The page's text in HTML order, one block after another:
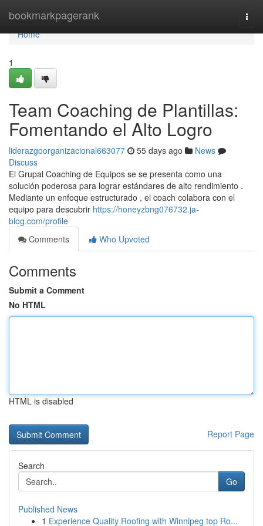
bookmarkpagerank
Home
Home
1
Team Coaching de Plantillas:
Fomentando el Alto Logro
liderazgoorganizacional663077 55 days ago
News
Discuss
El Grupal Coaching de Equipos se se presenta como una
solución poderosa para lograr estándares de alto rendimiento .
Mediante un enfoque estructurado , el coach colabora con el
equipo para descubrir https://honeyzbng076732.ja-
blog.com/profile
Comments
Who Upvoted
Comments
Submit a Comment
No HTML
HTML is disabled
Report Page
Search
Go
Published News
1 Experience Quality Roofing with Winnipeg top Ro...